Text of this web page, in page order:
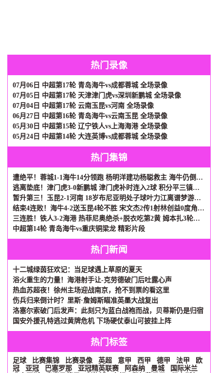
热门录像
07月06日 中超第17轮 青岛海牛vs成都蓉城 全场录像
07月05日 中超第17轮 天津津门虎vs深圳新鹏城 全场录像
07月04日 中超第17轮 云南玉昆vs河南 全场录像
06月27日 中超第16轮 青岛海牛vs云南玉昆 全场录像
05月30日 中超第15轮 辽宁铁人vs上海海港 全场录像
05月24日 中超第14轮 大连英博vs成都蓉城 全场录像
热门集锦
遭绝平！蓉城1-1海牛14分领跑 杨明洋建功杨聪救主 海牛仍倒数第3
逃离垫底！津门虎3-0新鹏城 津门虎补时连入2球 积分平三镇升第15
暂升第三！玉昆2-1河南 18岁布尼亚明处子球叶力江离谱梦游送礼
结束4连败！海牛4-2送玉昆4轮不胜 宋文杰2传1射林创益0度角破门
三连胜！铁人3-2海港 热菲尼奥绝杀+脱衣吃第2黄 姆本扎3轮轰6球
中超第14轮 青岛海牛vs重庆铜梁龙 精彩片段
热门新闻
十二城绿茵狂欢记：当足球遇上草原的夏天
浴火重生的力量！海港射手让-克劳德破门后吐露心声
热血苏超夜！徐州主场迎战南京，抢不到票的看这里
伤兵归来倒计时？里斯·詹姆斯瞄准英墨大战复出
洛塞尔索破门后发声：此刻只为蓝白战袍而战，贝蒂斯仍是归宿
国安外援孔特逃过黄牌危机 下场硬仗泰山可披挂上阵
热门标签
足球 比赛集锦 比赛录像 英超 意甲 西甲 德甲 法甲
欧
冠
亚冠 巴塞罗那 亚冠精英联赛 阿森纳 曼城
国际米兰